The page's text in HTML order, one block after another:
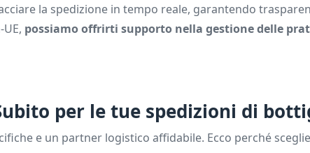
la spedizione in tempo reale, garantendo
possiamo offrirti supporto nella gestione delle
per le tue spedizioni di
e un partner logistico affidabile. Ecco perché